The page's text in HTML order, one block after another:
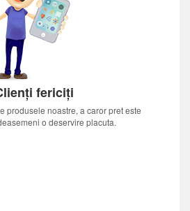
fericiți
produsele noastre, a caror pret este
o deservire placuta.